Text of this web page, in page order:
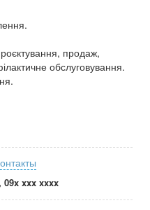
продаж,
обслуговування.
09x xxx xxxx